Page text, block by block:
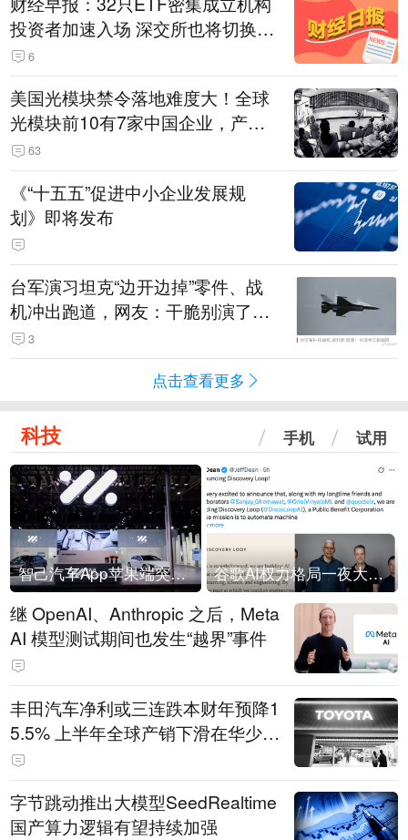
投资者加速入场 深交所也将切换交
易线路
6
美国光模块禁令落地难度大！全球
光模块前10有7家中国企业，产业
界人士：想“脱钩”并不容易
63
《“十五五”促进中小企业发展规
划》即将发布
台军演习坦克“边开边掉”零件、战
机冲出跑道，网友：干脆别演了，
没有一次没有笑话发生
3
点击查看更多
科技 手机 试用
智己汽车App苹果端突然“下架” 谷歌AI权力格局一夜大洗牌
继 OpenAI、Anthropic 之后，Meta
AI 模型测试期间也发生“越界”事件
丰田汽车净利或三连跌本财年预降1
5.5% 上半年全球产销下滑在华少卖
14.3万辆
字节跳动推出大模型SeedRealtime
国产算力逻辑有望持续加强